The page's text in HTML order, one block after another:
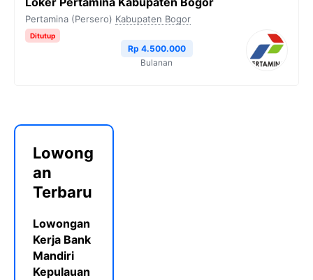
Pertamina (Persero) Kabupaten Bogor
Ditutup
Rp 4.500.000
Bulanan
Lowong
an
Terbaru
Lowongan
Kerja Bank
Mandiri
Kepulauan